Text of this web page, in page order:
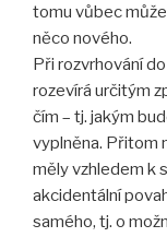
tomu vůbec
něco nového.
Při rozvrhování
rozevírá určitým
čím – tj. jakým
vyplněna. Přitom
měly vzhledem k
akcidentální
samého, tj. o